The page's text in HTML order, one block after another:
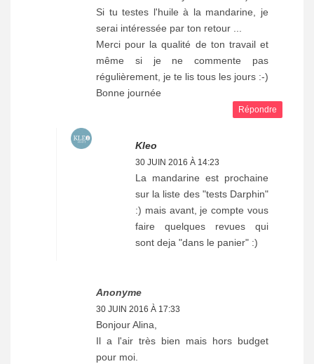
Si tu testes l'huile à la mandarine, je
serai intéressée par ton retour ...
Merci pour la qualité de ton travail et
même si je ne commente pas
régulièrement, je te lis tous les jours :-)
Bonne journée
Répondre
Kleo
30 JUIN 2016 À 14:23
La mandarine est prochaine
sur la liste des "tests Darphin"
:) mais avant, je compte vous
faire quelques revues qui
sont deja "dans le panier" :)
Anonyme
30 JUIN 2016 À 17:33
Bonjour Alina,
Il a l'air très bien mais hors budget
pour moi.